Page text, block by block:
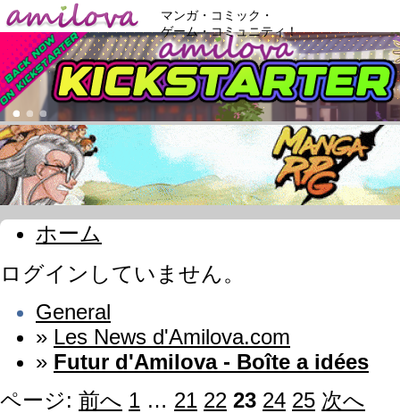
マンガ・コミック・
ゲーム・コミュニティ！
ホーム
ログインしていません。
General
» Les News d'Amilova.com
» Futur d'Amilova - Boîte a idées
ページ: 前へ 1 … 21 22 23 24 25 次へ